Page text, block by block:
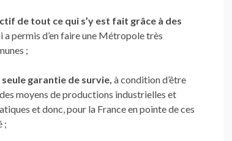
de tout ce qui s’y est fait grâce à des
permis d’en faire une Métropole très
;
garantie de survie, à condition d’être
moyens de productions industrielles et
et donc, pour la France en pointe de ces
;